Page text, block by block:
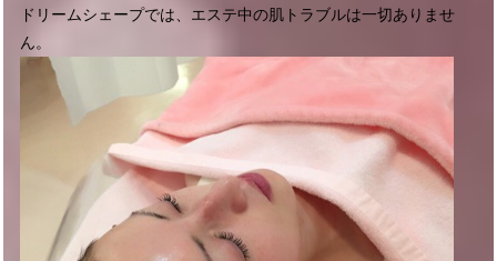
ドリームシェープでは、エステ中の肌トラブルは一切ありませ
ん。